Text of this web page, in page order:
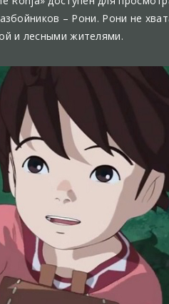
– Рони. Рони не
и лесными жителями.